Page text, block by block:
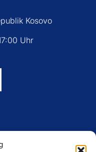
Kosovo
Uhr